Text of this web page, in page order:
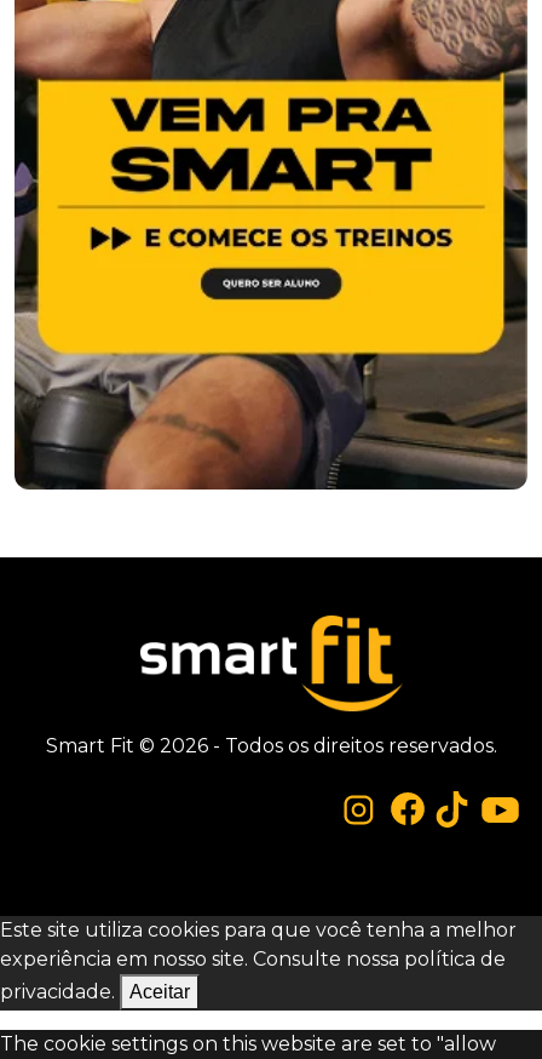
Smart Fit © 2026 - Todos os direitos reservados.
Este site utiliza cookies para que você tenha a melhor
experiência em nosso site. Consulte nossa política de
privacidade.
Aceitar
The cookie settings on this website are set to "allow